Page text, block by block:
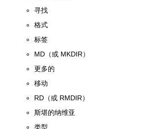
寻找
格式
标签
MD（或 MKDIR）
更多的
移动
RD（或 RMDIR）
斯堪的纳维亚
类型